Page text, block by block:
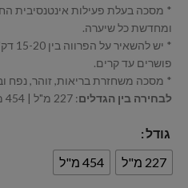
* מסכה בעלת פעילות אינטנסיבית
ומחדשת כל שיערה.
* יש
פושרים עד קרים.
* מסכה משחזרת בריאות, זוהר, נפח
לבחירה בין הגדלים: 227 מ"ל | 454 מ"ל
גודל
227 מ"ל
454 מ"ל